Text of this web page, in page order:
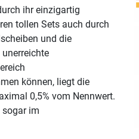
ihr einzigartig
tollen Sets auch durch
und die
können, liegt die
0,5% vom Nennwert.
sogar im